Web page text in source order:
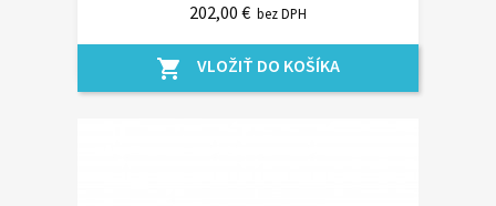
202,00 € bez DPH
shopping_cart VLOŽIŤ DO KOŠÍKA